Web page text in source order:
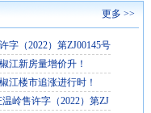
更多 >>
字（2022）第ZJ00145号
江新房量增价升！
江楼市追涨进行时！
岭售许字（2022）第ZJ